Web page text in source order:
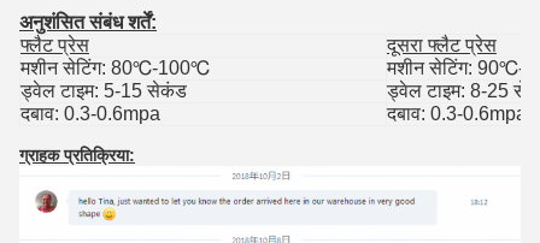
अनुशंसित संबंध शर्तें:
फ्लैट प्रेस
दूसरा फ्लैट प्रेस
मशीन सेटिंग: 80℃-100℃ मशीन सेटिंग: 90℃-
ड्वेल टाइम: 5-15 सेकंड
ड्वेल टाइम: 8-25
दबाव: 0.3-0.6mpa
दबाव: 0.3-0.6mpa
ग्राहक प्रतिक्रिया: